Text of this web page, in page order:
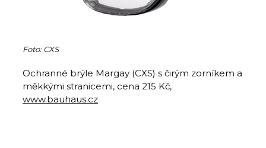
Foto: CXS
Ochranné brýle Margay (CXS) s čirým zorníkem a
měkkými stranicemi, cena 215 Kč,
www.bauhaus.cz